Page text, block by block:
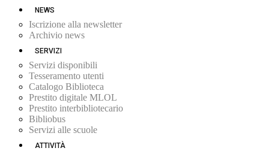
NEWS
Iscrizione alla newsletter
Archivio news
SERVIZI
Servizi disponibili
Tesseramento utenti
Catalogo Biblioteca
Prestito digitale MLOL
Prestito interbibliotecario
Bibliobus
Servizi alle scuole
ATTIVITÀ